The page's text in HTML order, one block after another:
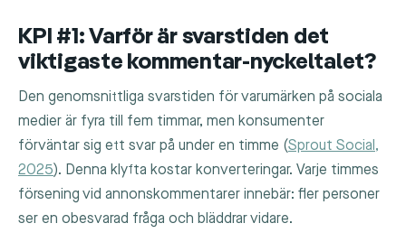
KPI #1: Varför är svarstiden det
viktigaste kommentar-nyckeltalet?
Den genomsnittliga svarstiden för varumärken på sociala
medier är fyra till fem timmar, men konsumenter
förväntar sig ett svar på under en timme (Sprout Social,
2025). Denna klyfta kostar konverteringar. Varje timmes
försening vid annonskommentarer innebär: fler personer
ser en obesvarad fråga och bläddrar vidare.